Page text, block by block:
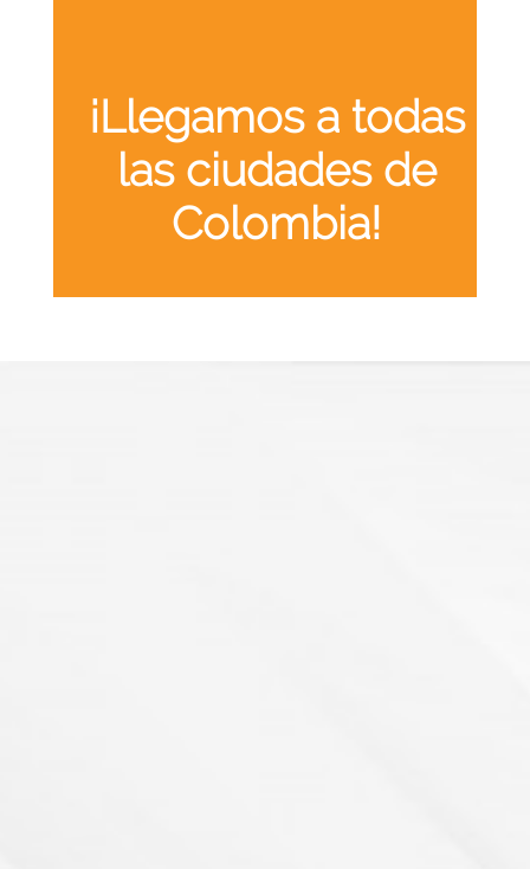
¡Llegamos a todas
las ciudades de
Colombia!